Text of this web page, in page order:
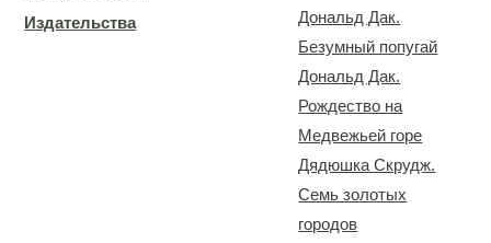
Издательства
Дональд Дак.
Безумный попугай
Дональд Дак.
Рождество на
Медвежьей горе
Дядюшка Скрудж.
Семь золотых
городов